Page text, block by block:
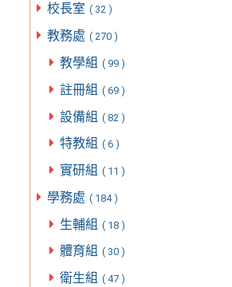
校長室 ( 32 )
教務處 ( 270 )
教學組 ( 99 )
註冊組 ( 69 )
設備組 ( 82 )
特教組 ( 6 )
實研組 ( 11 )
學務處 ( 184 )
生輔組 ( 18 )
體育組 ( 30 )
衛生組 ( 47 )